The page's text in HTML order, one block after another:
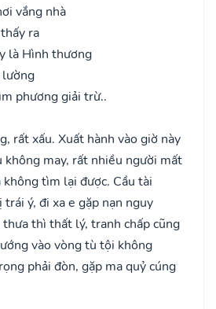
vắng nhà
ra
là Hình thương
phương giải trừ..
rất xấu. Xuất hành vào giờ này
may, rất nhiều người mất
không tìm lại được. Cầu tài
ý, đi xa e gặp nạn nguy
thì thất lý, tranh chấp cũng
vào vòng tù tội không
phải đòn, gặp ma quỷ cúng